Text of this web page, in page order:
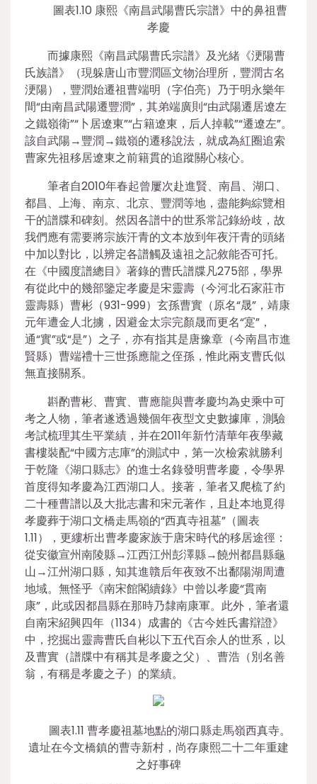
圖表1.10 康熙《南昌武陽曹氏宗譜》中的鼻祖曹
孝慶
而據康熙《南昌武陽曹氏宗譜》及光緒《浭陽曹
氏族譜》（現躲唐山市豐潤區文物治理所，豐潤古名
浭陽），豐潤始遷祖曹端明（字伯亮）乃于明永樂年
間“由南昌武陽遷豐潤”，其弟端廣則“由武陽遷居遼左
之鐵嶺衛”“卜居遼東”“占籍遼東，后人掉載”“遷遼左”。
該自武陽→豐潤→鐵嶺的遷移說法，就成為紅圈追索
曹家先祖移居遼東之前籍貫的追蹤關心核心。
筆者自2010年春起曾屢次赴進賢、南昌、湖口、
都昌、上海、南京、北京、豐潤等地，盡能夠綜覽相
干的譜牒和碑刻。然因各譜中的世系常記錄紛歧，故
我們應有需要將宗族汗青的文本放到年夜汗青的頭緒
中加以對比，以辨定各譜觸及遠祖之記敘能否可托。
在《中國度譜總目》著錄的曹氏譜牒凡275部，學界
有從此中的幾部鑒定孝慶是宋靈壽（今河北石家莊市
靈壽縣）曹彬（931-999）玄孫曹實（原名“晟”，靖康
元年遭金人北擄，因避金太宗完顏晟而更名“寔”，
通“實”或“是”）之子，亦有指其是唐豫章（今南昌市進
賢縣）曹端禮十三世孫應龍之侄孫，惟此兩支曹氏似
無直接關系。
斟酌曹彬、曹實、曹應龍與曹孝慶均為史乘中可
考之人物，筆者遂透過幾個年夜型文史數據庫，測驗
考試梳理其生平業績，并在2011年新竹清華年夜學藏
書樓裝配“中國方志庫”的測試中，第一次檢索就勝利
于乾隆《湖口縣志》的進士名錄發明曹孝慶，令學界
首度得知孝慶為江西湖口人。接著，筆者又爬梳了約
二十種曹譜以及大批志書和宋元著作，且赴本地覓得
孝慶葬于湖口文橋走馬嶺的“西真寺祖墓”（圖表
1.11），更縷析出曹孝慶家族于唐宋時代的移居途徑：
從安徽宣州南陵縣→江西江州彭澤縣→饒州都昌縣龜
山→江州湖口縣，知其進贛后年夜致不出鄱陽湖周遭
地域。無怪乎《南宋館閣續錄》中曾以孝慶“貫南
康”，此或因都昌縣在那時乃隸南康軍。此外，筆者還
自南宋紹興四年（1134）成書的《古今姓氏書辯證》
中，挖掘出靈壽曹氏自彬以下五代百余人的世系，以
及曹實（譜牒中有稱其是孝慶之父）、曹浩（別名善
翁，有稱是孝慶之子）的業績。
圖表1.11 曹孝慶祖墓地點的湖口縣走馬嶺西真寺。
遺址在今文橋鎮的曹寺新村，尚存康熙二十二年重建
之好事碑